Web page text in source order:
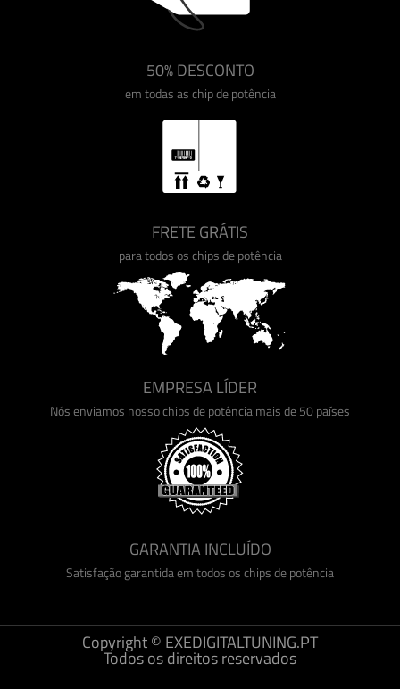
50% DESCONTO
em todas as chip de potência
FRETE GRÁTIS
para todos os chips de potência
EMPRESA LÍDER
Nós enviamos nosso chips de potência mais de 50 países
GARANTIA INCLUÍDO
Satisfação garantida em todos os chips de potência
Copyright © EXEDIGITALTUNING.PT
Todos os direitos reservados